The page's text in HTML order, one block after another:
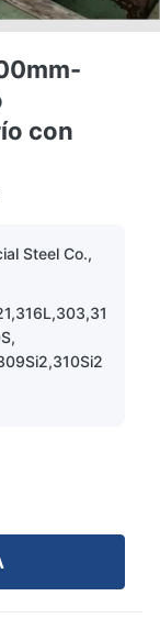
con
Steel Co.,